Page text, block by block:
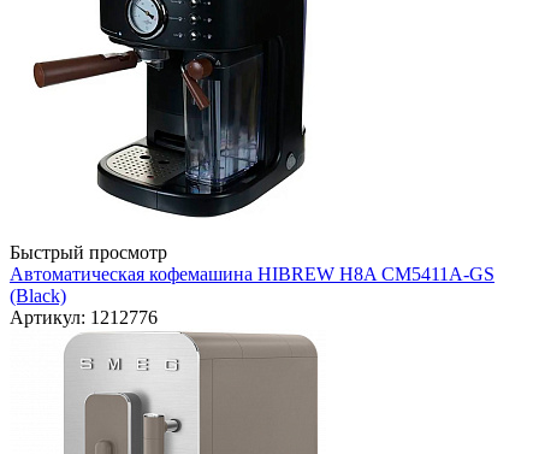
Быстрый просмотр
Автоматическая кофемашина HIBREW H8A CM5411A-GS
(Black)
Артикул: 1212776